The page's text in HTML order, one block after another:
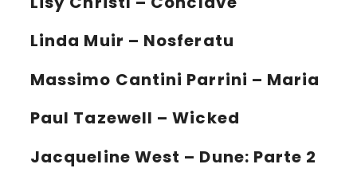
Linda Muir – Nosferatu
Massimo Cantini Parrini – Maria
Paul Tazewell – Wicked
Jacqueline West – Dune: Parte 2